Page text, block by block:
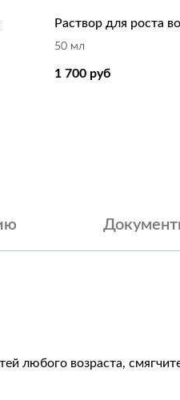
Раствор для роста
50 мл
1 700 руб
любого возраста,